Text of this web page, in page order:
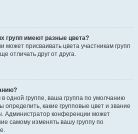
групп имеют разные цвета?
присваивать цвета участникам групп
отличать друг от друга.
одной группе, ваша группа по умолчанию
определить, какие групповые цвет и звание
Администратор конференции может
самому изменять вашу группу по